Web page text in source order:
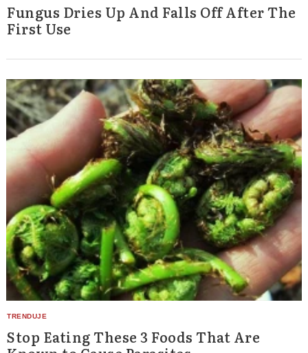
Fungus Dries Up And Falls Off After The
First Use
Stop Eating These 3 Foods That Are